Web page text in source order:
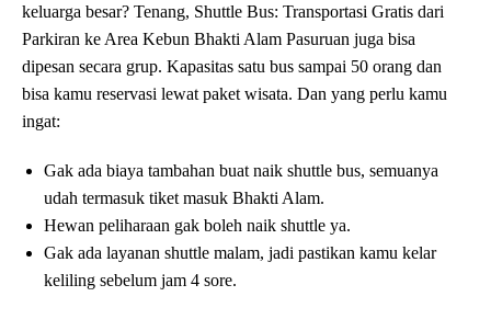
keluarga besar? Tenang, Shuttle Bus: Transportasi Gratis dari
Parkiran ke Area Kebun Bhakti Alam Pasuruan juga bisa
dipesan secara grup. Kapasitas satu bus sampai 50 orang dan
bisa kamu reservasi lewat paket wisata. Dan yang perlu kamu
ingat:
Gak ada biaya tambahan buat naik shuttle bus, semuanya
udah termasuk tiket masuk Bhakti Alam.
Hewan peliharaan gak boleh naik shuttle ya.
Gak ada layanan shuttle malam, jadi pastikan kamu kelar
keliling sebelum jam 4 sore.